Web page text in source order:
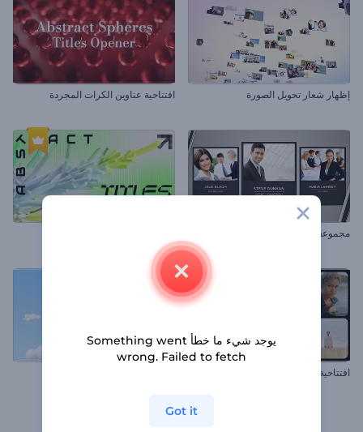
إظهار شعار تحويل الصورة افتتاحية عناوين الكرات المجردة
مجموعة المؤسسة النظيفة
افتتاحية تجميع صور عصرية
يوجد شيء ما خطأ Something went
wrong. Failed to fetch
Got it